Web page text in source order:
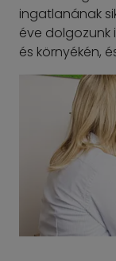
ingatlanának
éve
és környékén,